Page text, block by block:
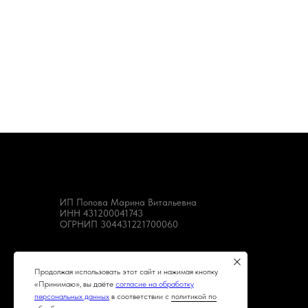
Продолжая использовать этот сайт и нажимая кнопку
«Принимаю», вы даёте согласие на обработку
персональных данных в соответствии с политикой по
ИП Попова Марина Витальевна
ИНН 431200041743
ОГРНИП 304431221700060